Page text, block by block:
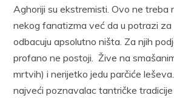
Aghoriji su ekstremisti. Ovo ne treba
nekog fanatizma već da u potrazi za
odbacuju apsolutno ništa. Za njih
profano ne postoji. Žive na
mrtvih) i nerijetko jedu parčiće
najveći poznavalac tantričke